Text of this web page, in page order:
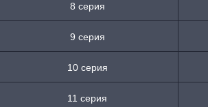
8 серия
9 серия
10 серия
11 серия